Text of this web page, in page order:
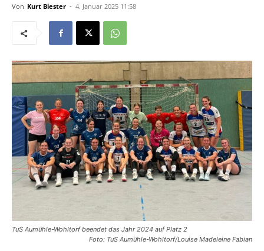
Von Kurt Biester - 4. Januar 2025 11:58
TuS Aumühle-Wohltorf beendet das Jahr 2024 auf Platz 2
Foto: TuS Aumühle-Wohltorf/Louise Madeleine Fabian